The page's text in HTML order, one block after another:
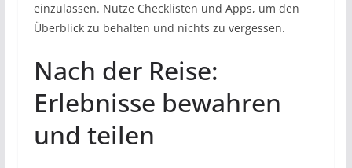
einzulassen. Nutze Checklisten und Apps, um den
Überblick zu behalten und nichts zu vergessen.
Nach der Reise:
Erlebnisse bewahren
und teilen